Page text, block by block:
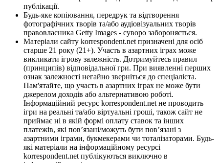
публікації.
Будь-яке копіювання, передрук та відтворення
фотографічних творів та/або аудіовізуальних творів
правовласника Getty Images - суворо забороняється.
Матеріали сайту korrespondent.net призначені для осіб
старше 21 року (21+). Участь в азартних іграх може
викликати ігрову залежність. Дотримуйтесь правил
(принципів) відповідальної гри. При виявленні перших
ознак залежності негайно зверніться до спеціаліста.
Пам'ятайте, що участь в азартних іграх не може бути
джерелом доходів або альтернативою роботі.
Інформаційний ресурс korrespondent.net не проводить
ігри на реальні та/або віртуальні гроші, також сайт не
приймає ні в якій формі оплату ставок та інших
платежів, які пов’язані/можуть бути пов’язані з
азартними іграми, букмекерами чи тоталізаторами. Будь-
які матеріали на інформаційному ресурсі
korrespondent.net публікуються виключно в